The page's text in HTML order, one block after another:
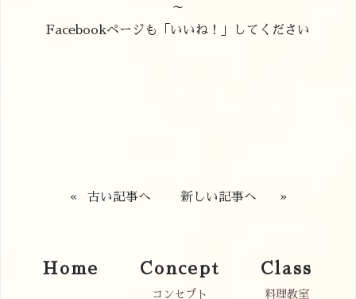
～
Facebookページも「いいね！」してください
« 古い記事へ 新しい記事へ »
Home Concept
コンセプト
Class
料理教室